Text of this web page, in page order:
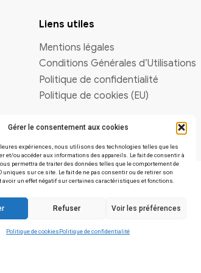
Vous avez une
Contactez-nous